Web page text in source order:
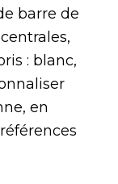
barre de
: blanc,
en